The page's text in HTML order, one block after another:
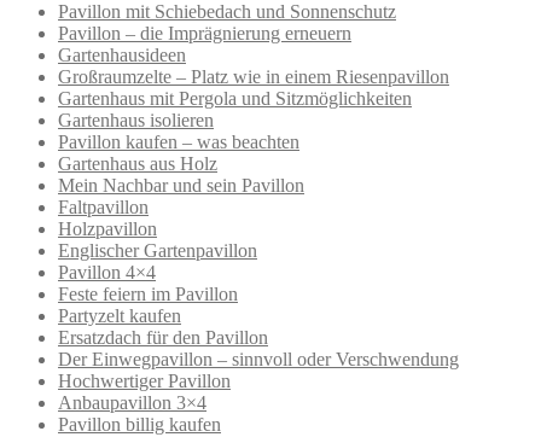
Pavillon mit Schiebedach und Sonnenschutz
Pavillon – die Imprägnierung erneuern
Gartenhausideen
Großraumzelte – Platz wie in einem Riesenpavillon
Gartenhaus mit Pergola und Sitzmöglichkeiten
Gartenhaus isolieren
Pavillon kaufen – was beachten
Gartenhaus aus Holz
Mein Nachbar und sein Pavillon
Faltpavillon
Holzpavillon
Englischer Gartenpavillon
Pavillon 4×4
Feste feiern im Pavillon
Partyzelt kaufen
Ersatzdach für den Pavillon
Der Einwegpavillon – sinnvoll oder Verschwendung
Hochwertiger Pavillon
Anbaupavillon 3×4
Pavillon billig kaufen